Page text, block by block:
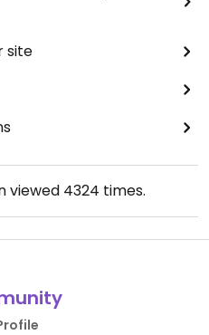
site
viewed 4324 times.